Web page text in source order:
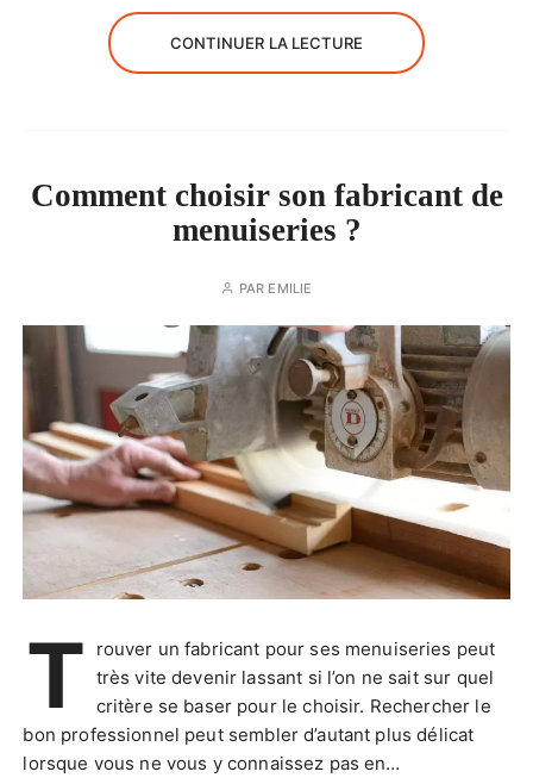
CONTINUER LA LECTURE
Comment choisir son fabricant de
menuiseries ?
PAR EMILIE
T
rouver un fabricant pour ses menuiseries peut
très vite devenir lassant si l’on ne sait sur quel
critère se baser pour le choisir. Rechercher le
bon professionnel peut sembler d’autant plus délicat
lorsque vous ne vous y connaissez pas en…